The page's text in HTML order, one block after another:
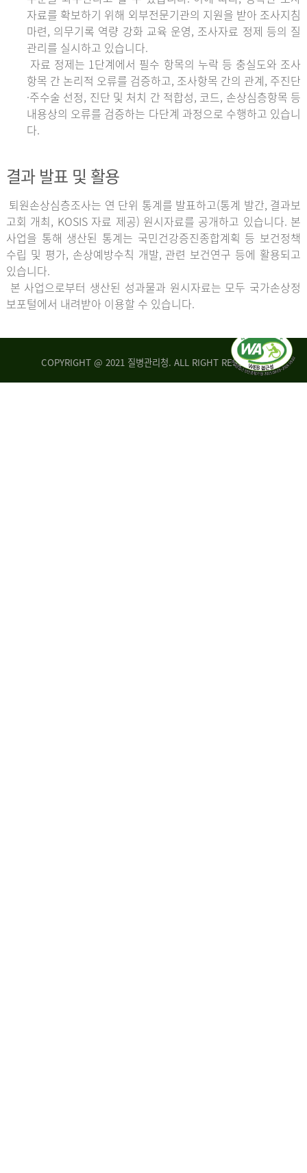
자료를 확보하기 위해 외부전문기관의 지원을 받아 조사지침
마련, 의무기록 역량 강화 교육 운영, 조사자료 정제 등의 질
관리를 실시하고 있습니다.
자료 정제는 1단계에서 필수 항목의 누락 등 충실도와 조사
항목 간 논리적 오류를 검증하고, 조사항목 간의 관계, 주진단
·주수술 선정, 진단 및 처치 간 적합성, 코드, 손상심층항목 등
내용상의 오류를 검증하는 다단계 과정으로 수행하고 있습니
다.
결과 발표 및 활용
퇴원손상심층조사는 연 단위 통계를 발표하고(통계 발간, 결과보
고회 개최, KOSIS 자료 제공) 원시자료를 공개하고 있습니다. 본
사업을 통해 생산된 통계는 국민건강증진종합계획 등 보건정책
수립 및 평가, 손상예방수칙 개발, 관련 보건연구 등에 활용되고
있습니다.
본 사업으로부터 생산된 성과물과 원시자료는 모두 국가손상정
보포털에서 내려받아 이용할 수 있습니다.
COPYRIGHT @ 2021 질병관리청. ALL RIGHT RESERVED